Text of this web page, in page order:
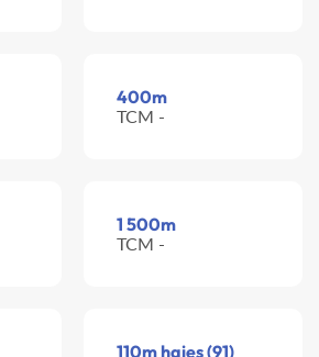
400m
TCM -
1 500m
TCM -
110m haies (91)